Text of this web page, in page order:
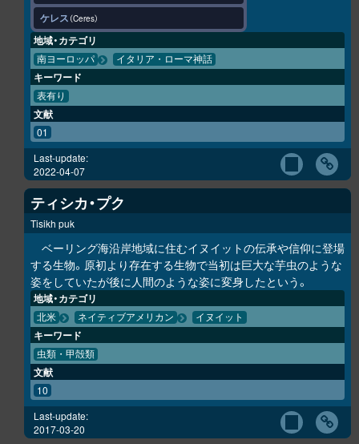
ケレス Ceres
地域・カテゴリ
南ヨーロッパ イタリア・ローマ神話
キーワード
表有り
文献
01
Last-update:
2022-04-07
ティシカ・プク
Tisikh puk
ベーリング海沿岸地域に住むイヌイットの伝承や信仰に登場
する生物。原初より存在する生物で当初は巨大な芋虫のような
姿をしていたが後に人間のような姿に変身したという。
地域・カテゴリ
北米 ネイティブアメリカン イヌイット
キーワード
虫類・甲殻類
文献
10
Last-update:
2017-03-20